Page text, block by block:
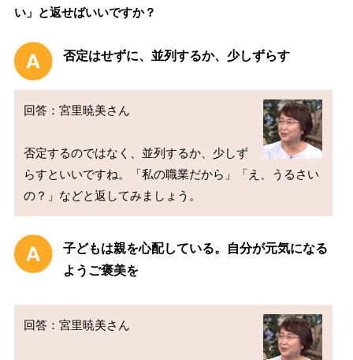
い」と返せばいいですか？
否定はせずに、並列するか、少しずらす
回答：宮里暁美さん
否定するのではなく、並列するか、少しず
らすといいですね。「私の職業だから」「え、うるさい
子どもは親を心配している。自分が元気になる
ようご褒美を
回答：宮里暁美さん